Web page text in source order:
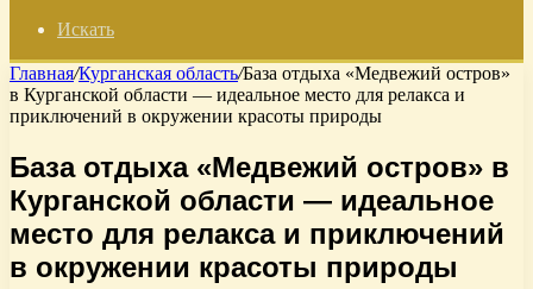
Искать
Главная/Курганская область/База отдыха «Медвежий остров»
в Курганской области — идеальное место для релакса и
приключений в окружении красоты природы
База отдыха «Медвежий остров» в
Курганской области — идеальное
место для релакса и приключений
в окружении красоты природы